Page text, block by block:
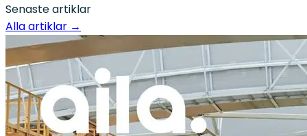
Senaste artiklar
Alla artiklar →